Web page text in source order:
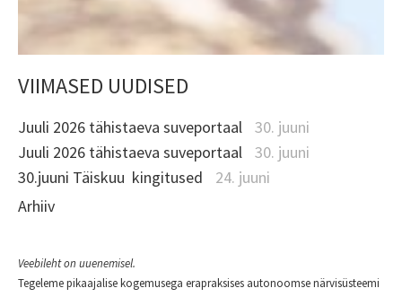
VIIMASED UUDISED
Juuli 2026 tähistaeva suveportaal
30. juuni
Juuli 2026 tähistaeva suveportaal
30. juuni
30.juuni Täiskuu kingitused
24. juuni
Arhiiv
Veebileht on uuenemisel.
Tegeleme pikaajalise kogemusega erapraksises autonoomse närvisüsteemi